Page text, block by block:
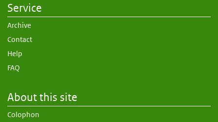
Service
Archive
Contact
Help
FAQ
About this site
Colophon